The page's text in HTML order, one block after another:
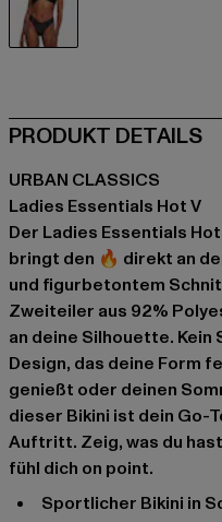
PRODUKT DETAILS
URBAN CLASSICS
Ladies Essentials Hot V
Der Ladies Essentials
bringt den 🔥 direkt an
und figurbetontem
Zweiteiler aus 92%
an deine Silhouette. Kein
Design, das deine Form
genießt oder deinen
dieser Bikini ist dein Go-
Auftritt. Zeig, was du
fühl dich on point.
Sportlicher Bikini in